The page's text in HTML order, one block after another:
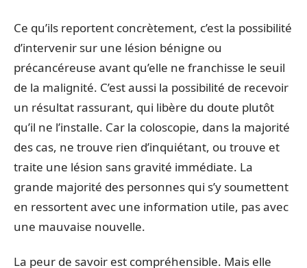
Ce qu’ils reportent concrètement, c’est la possibilité
d’intervenir sur une lésion bénigne ou
précancéreuse avant qu’elle ne franchisse le seuil
de la malignité. C’est aussi la possibilité de recevoir
un résultat rassurant, qui libère du doute plutôt
qu’il ne l’installe. Car la coloscopie, dans la majorité
des cas, ne trouve rien d’inquiétant, ou trouve et
traite une lésion sans gravité immédiate. La
grande majorité des personnes qui s’y soumettent
en ressortent avec une information utile, pas avec
une mauvaise nouvelle.
La peur de savoir est compréhensible. Mais elle